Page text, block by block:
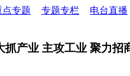
点专题 专题专栏 电台直播
产业 主攻工业 聚力